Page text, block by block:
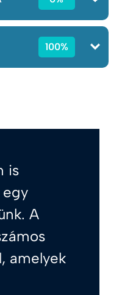
100%
is
A
amelyek